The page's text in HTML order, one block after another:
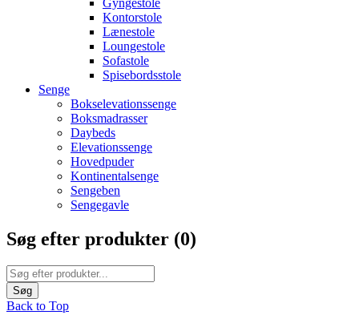
Kontorstole
Lænestole
Loungestole
Sofastole
Spisebordsstole
Senge
Bokselevationssenge
Boksmadrasser
Daybeds
Elevationssenge
Hovedpuder
Kontinentalsenge
Sengeben
Sengegavle
Søg efter produkter (0)
Back to Top